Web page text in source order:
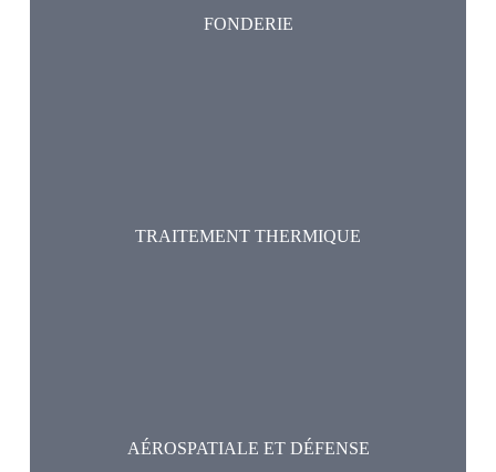
FONDERIE
TRAITEMENT THERMIQUE
AÉROSPATIALE ET DÉFENSE